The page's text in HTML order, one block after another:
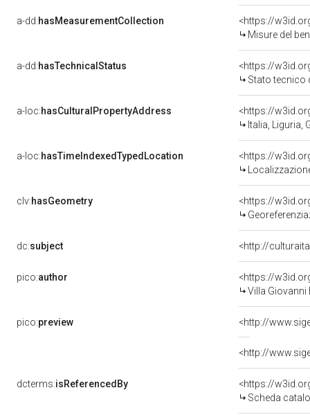
a-dd:hasMeasurementCollection
<https://
Misure del
a-dd:hasTechnicalStatus
<https://
Stato tecnico
a-loc:hasCulturalPropertyAddress
<https://
Italia, Liguria,
a-loc:hasTimeIndexedTypedLocation
<https://
clv:hasGeometry
<https://
dc:subject <http://
pico:author
<https://
Villa
pico:preview
dcterms:isReferencedBy
<https://
Scheda